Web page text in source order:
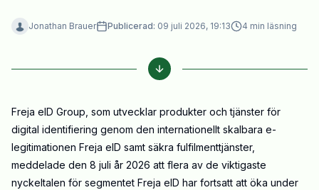
Jonathan Brauer Publicerad: 09 juli 2026, 19:13 4 min läsning
Freja eID Group , som utvecklar produkter och tjänster för
digital identifiering genom den internationellt skalbara e-
legitimationen Freja eID samt säkra fulfilmenttjänster,
meddelade den 8 juli år 2026 att flera av de viktigaste
nyckeltalen för segmentet Freja eID har fortsatt att öka under